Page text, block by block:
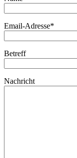
Email-Adresse*
Betreff
Nachricht